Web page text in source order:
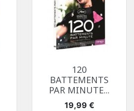
120
BATTEMENTS
PAR MINUTE...
Prix
19,99 €